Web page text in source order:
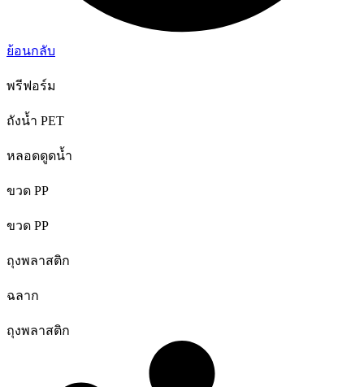
ย้อนกลับ
พรีฟอร์ม
ถังน้ำ PET
หลอดดูดน้ำ
ขวด PP
ขวด PP
ถุงพลาสติก
ฉลาก
ถุงพลาสติก